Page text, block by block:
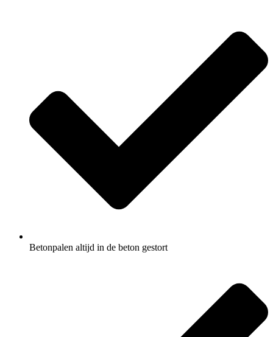
Betonpalen altijd in de beton gestort